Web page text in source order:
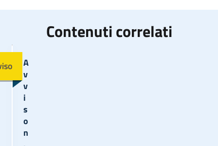
Contenuti correlati
Immagine
A
v
v
i
s
o
n